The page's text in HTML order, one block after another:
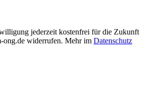
jederzeit kostenfrei für die Zukunft
widerrufen. Mehr im Datenschutz